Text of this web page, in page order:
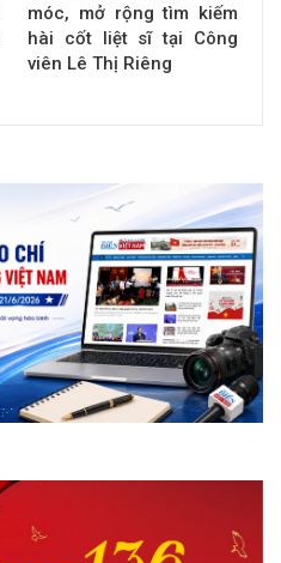
móc, mở rộng tìm kiếm
hài cốt liệt sĩ tại Công
viên Lê Thị Riêng